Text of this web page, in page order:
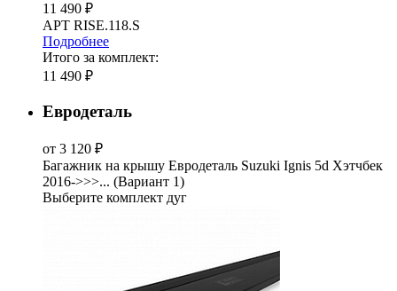
11 490 ₽
АРТ RISE.118.S
Подробнее
Итого за комплект:
11 490 ₽
Евродеталь
от 3 120 ₽
Багажник на крышу Евродеталь Suzuki Ignis 5d Хэтчбек
2016->>>... (Вариант 1)
Выберите комплект дуг